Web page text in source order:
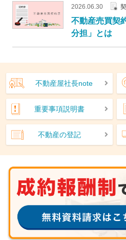
2026.06.30
不動産売買契
分担」とは
不動産屋社長note
重要事項説明書
不動産の登記